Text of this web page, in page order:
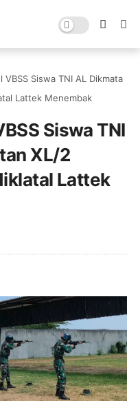
VBSS Siswa TNI AL Dikmata
Lattek Menembak
Siswa TNI
XL/2
Lattek